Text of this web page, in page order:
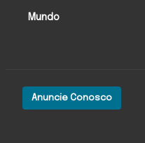
Anuncie Conosco
Mundo